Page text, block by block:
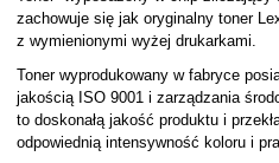
zachowuje się jak oryginalny toner
z wymienionymi wyżej drukarkami.
Toner wyprodukowany w fabryce
jakością ISO 9001 i zarządzania
to doskonałą jakość produktu i
odpowiednią intensywność koloru i